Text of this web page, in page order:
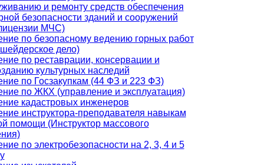
и ремонту средств обеспечения
безопасности зданий и сооружений
МЧС)
по безопасному ведению горных работ
дело)
по реставрации, консервации и
культурных наследий
по Госзакупкам (44 ФЗ и 223 ФЗ)
по ЖКХ (управление и эксплуатация)
кадастровых инженеров
инструктора-преподавателя навыкам
помощи (Инструктор массового
по электробезопасности на 2, 3, 4 и 5